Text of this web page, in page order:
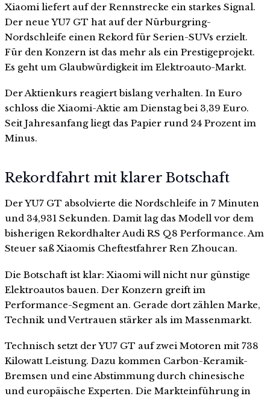
Xiaomi liefert auf der Rennstrecke ein starkes Signal.
Der neue YU7 GT hat auf der Nürburgring-
Nordschleife einen Rekord für Serien-SUVs erzielt.
Für den Konzern ist das mehr als ein Prestigeprojekt.
Es geht um Glaubwürdigkeit im Elektroauto-Markt.
Der Aktienkurs reagiert bislang verhalten. In Euro
schloss die Xiaomi-Aktie am Dienstag bei 3,39 Euro.
Seit Jahresanfang liegt das Papier rund 24 Prozent im
Minus.
Rekordfahrt mit klarer Botschaft
Der YU7 GT absolvierte die Nordschleife in 7 Minuten
und 34,931 Sekunden. Damit lag das Modell vor dem
bisherigen Rekordhalter Audi RS Q8 Performance. Am
Steuer saß Xiaomis Cheftestfahrer Ren Zhoucan.
Die Botschaft ist klar: Xiaomi will nicht nur günstige
Elektroautos bauen. Der Konzern greift im
Performance-Segment an. Gerade dort zählen Marke,
Technik und Vertrauen stärker als im Massenmarkt.
Technisch setzt der YU7 GT auf zwei Motoren mit 738
Kilowatt Leistung. Dazu kommen Carbon-Keramik-
Bremsen und eine Abstimmung durch chinesische
und europäische Experten. Die Markteinführung in